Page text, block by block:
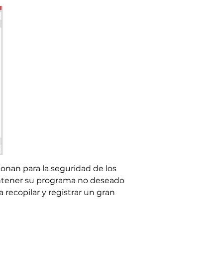
para la seguridad de los
su programa no deseado
recopilar y registrar un gran